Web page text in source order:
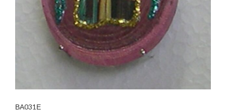
ΒΑ031Ε